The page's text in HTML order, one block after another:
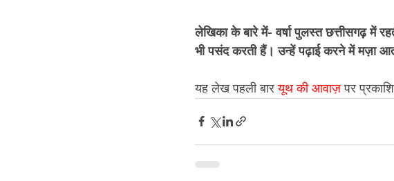
लेखिका के बारे में- वर्षा पुलस्त छत्तीसगढ़ में
भी पसंद करती हैं। उन्हें पढ़ाई करने में मज़ा
यह लेख पहली बार यूथ की आवाज़ पर